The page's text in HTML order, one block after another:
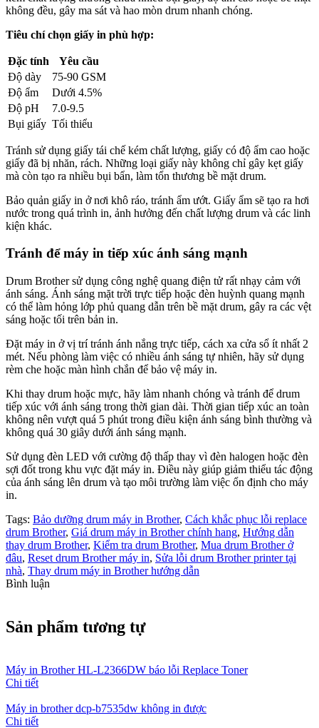
không đều, gây ma sát và hao mòn drum nhanh chóng.
Tiêu chí chọn giấy in phù hợp:
Đặc tính
Yêu cầu
Độ dày
75-90 GSM
Độ ẩm
Dưới 4.5%
Độ pH
7.0-9.5
Bụi giấy Tối thiểu
Tránh sử dụng giấy tái chế kém chất lượng, giấy có độ ẩm cao hoặc
giấy đã bị nhăn, rách. Những loại giấy này không chỉ gây kẹt giấy
mà còn tạo ra nhiều bụi bẩn, làm tổn thương bề mặt drum.
Bảo quản giấy in ở nơi khô ráo, tránh ẩm ướt. Giấy ẩm sẽ tạo ra hơi
nước trong quá trình in, ảnh hưởng đến chất lượng drum và các linh
kiện khác.
Tránh để máy in tiếp xúc ánh sáng mạnh
Drum Brother sử dụng công nghệ quang điện tử rất nhạy cảm với
ánh sáng. Ánh sáng mặt trời trực tiếp hoặc đèn huỳnh quang mạnh
có thể làm hỏng lớp phủ quang dẫn trên bề mặt drum, gây ra các vệt
sáng hoặc tối trên bản in.
Đặt máy in ở vị trí tránh ánh nắng trực tiếp, cách xa cửa sổ ít nhất 2
mét. Nếu phòng làm việc có nhiều ánh sáng tự nhiên, hãy sử dụng
rèm che hoặc màn hình chắn để bảo vệ máy in.
Khi thay drum hoặc mực, hãy làm nhanh chóng và tránh để drum
tiếp xúc với ánh sáng trong thời gian dài. Thời gian tiếp xúc an toàn
không nên vượt quá 5 phút trong điều kiện ánh sáng bình thường và
không quá 30 giây dưới ánh sáng mạnh.
Sử dụng đèn LED với cường độ thấp thay vì đèn halogen hoặc đèn
sợi đốt trong khu vực đặt máy in. Điều này giúp giảm thiểu tác động
của ánh sáng lên drum và tạo môi trường làm việc ổn định cho máy
in.
Tags: Bảo dưỡng drum máy in Brother, Cách khắc phục lỗi replace
drum Brother, Giá drum máy in Brother chính hang, Hướng dẫn
thay drum Brother, Kiểm tra drum Brother, Mua drum Brother ở
đâu, Reset drum Brother máy in, Sửa lỗi drum Brother printer tại
nhà, Thay drum máy in Brother hướng dẫn
Bình luận
Sản phẩm tương tự
Máy in Brother HL-L2366DW báo lỗi Replace Toner
Chi tiết
Máy in brother dcp-b7535dw không in được
Chi tiết